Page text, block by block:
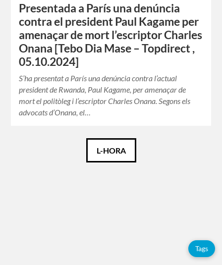
Presentada a París una denúncia
contra el president Paul Kagame per
amenaçar de mort l’escriptor Charles
Onana [Tebo Dia Mase – Topdirect ,
05.10.2024]
S’ha presentat a París una denúncia contra l’actual
president de Rwanda, Paul Kagame, per amenaçar de
mort el politòleg i l’escriptor Charles Onana. Segons els
advocats d’Onana, el…
L-HORA
Tags